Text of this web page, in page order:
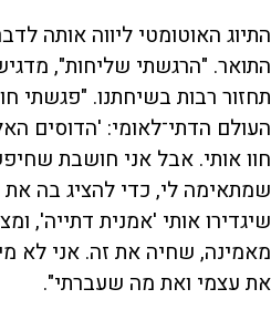
התיוג האוטומטי ליווה אותה
התואר. "הרגשתי שליחות",
תחזור רבות בשיחתנו. "פגשתי
העולם הדתי־לאומי: 'הדוסים
חוו אותי. אבל אני חושבת
שמתאימה לי, כדי להציג בה את
שיגדירו אותי 'אמנית דתייה',
מאמינה, שחיה את זה. אני לא
את עצמי ואת מה שעברתי".